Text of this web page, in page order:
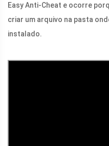
Easy Anti-Cheat e ocorre
criar um arquivo na pasta
instalado.